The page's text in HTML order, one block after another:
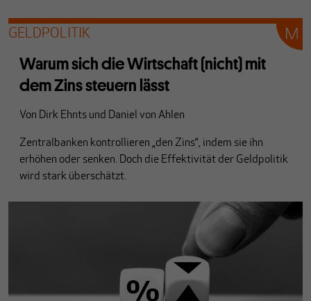
GELDPOLITIK
Warum sich die Wirtschaft (nicht) mit
dem Zins steuern lässt
Von Dirk Ehnts und Daniel von Ahlen
Zentral­banken kontrollieren „den Zins“, indem sie ihn
erhöhen oder senken. Doch die Effek­tivität der Geldpolitik
wird stark überschätzt.